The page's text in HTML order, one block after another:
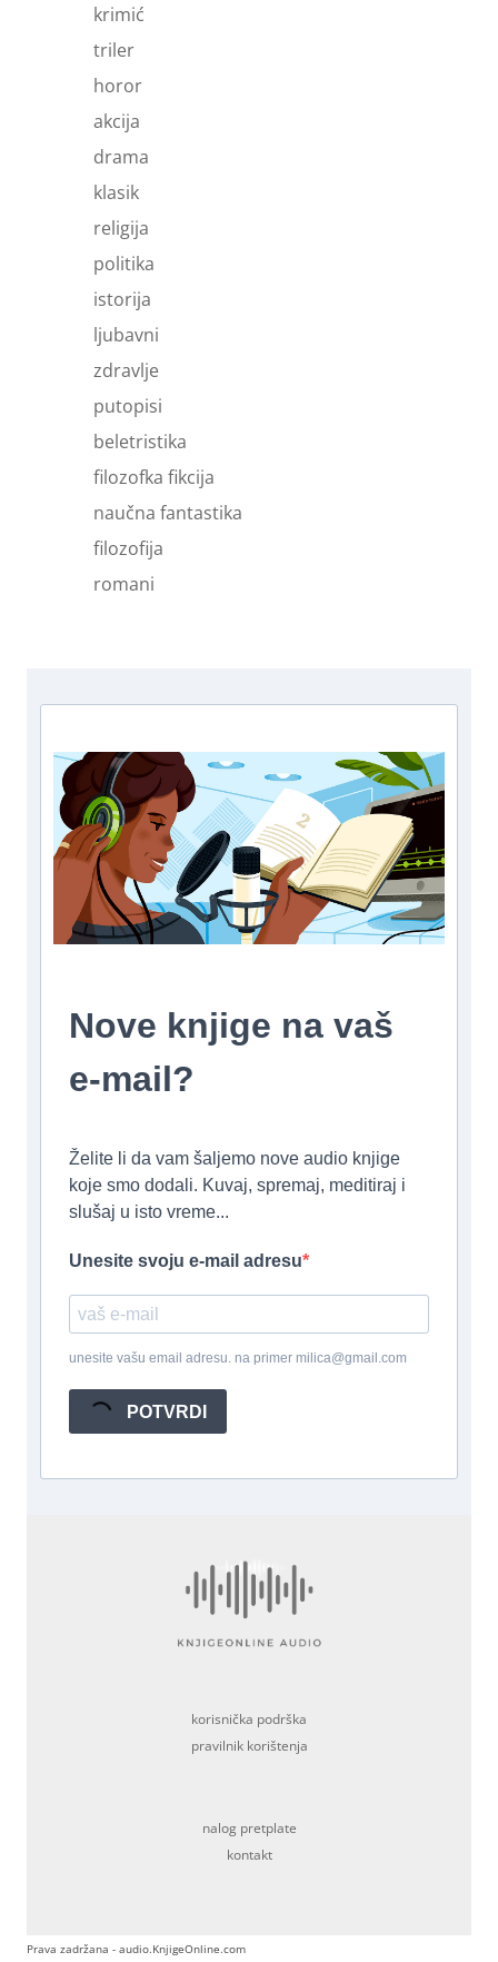
krimić
triler
horor
akcija
drama
klasik
religija
politika
istorija
ljubavni
zdravlje
putopisi
beletristika
filozofka fikcija
naučna fantastika
filozofija
romani
Nove knjige na vaš
e-mail?
Želite li da vam šaljemo nove audio knjige
koje smo dodali. Kuvaj, spremaj, meditiraj i
slušaj u isto vreme...
Unesite svoju e-mail adresu
unesite vašu email adresu. na primer milica@gmail.com
POTVRDI
korisnička podrška
pravilnik korištenja
nalog pretplate
kontakt
Prava zadržana - audio.KnjigeOnline.com